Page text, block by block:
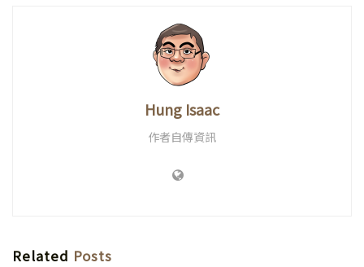
Hung Isaac
作者自傳資訊
Related Posts